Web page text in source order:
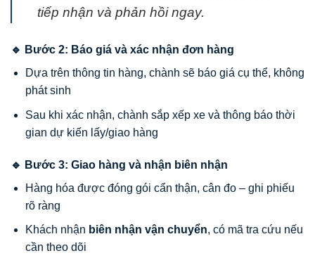
tiếp nhận và phản hồi ngay.
🔹 Bước 2: Báo giá và xác nhận đơn hàng
Dựa trên thông tin hàng, chành sẽ báo giá cụ thể, không
phát sinh
Sau khi xác nhận, chành sắp xếp xe và thông báo thời
gian dự kiến lấy/giao hàng
🔹 Bước 3: Giao hàng và nhận biên nhận
Hàng hóa được đóng gói cẩn thận, cân đo – ghi phiếu
rõ ràng
Khách nhận biên nhận vận chuyển, có mã tra cứu nếu
cần theo dõi